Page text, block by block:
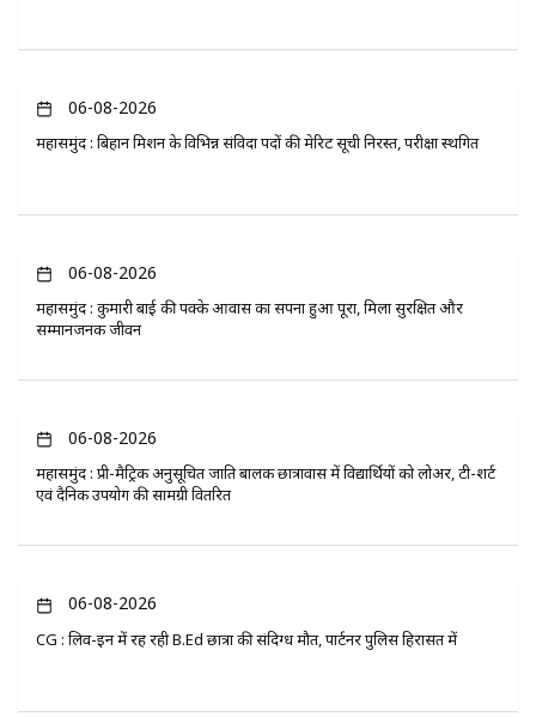
06-08-2026
महासमुंद : बिहान मिशन के विभिन्न संविदा पदों की मेरिट सूची निरस्त, परीक्षा स्थगित
06-08-2026
महासमुंद : कुमारी बाई की पक्के आवास का सपना हुआ पूरा, मिला सुरक्षित और
सम्मानजनक जीवन
06-08-2026
महासमुंद : प्री-मैट्रिक अनुसूचित जाति बालक छात्रावास में विद्यार्थियों को लोअर, टी-शर्ट
एवं दैनिक उपयोग की सामग्री वितरित
06-08-2026
CG : लिव-इन में रह रही B.Ed छात्रा की संदिग्ध मौत, पार्टनर पुलिस हिरासत में